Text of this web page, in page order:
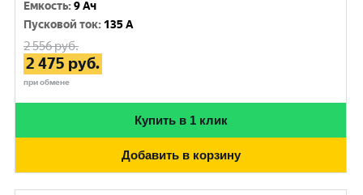
Емкость:9 Ач
Пусковой ток: 135 A
2 556руб.
2 475 руб.
при обмене
Купить в 1 клик
Добавить в корзину